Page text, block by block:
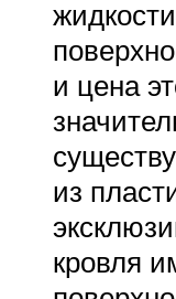
и цена
из
кровля